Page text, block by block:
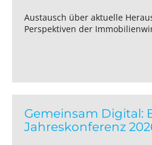
Austausch über aktuelle
Perspektiven der
Gemeinsam Digital:
Jahreskonferenz